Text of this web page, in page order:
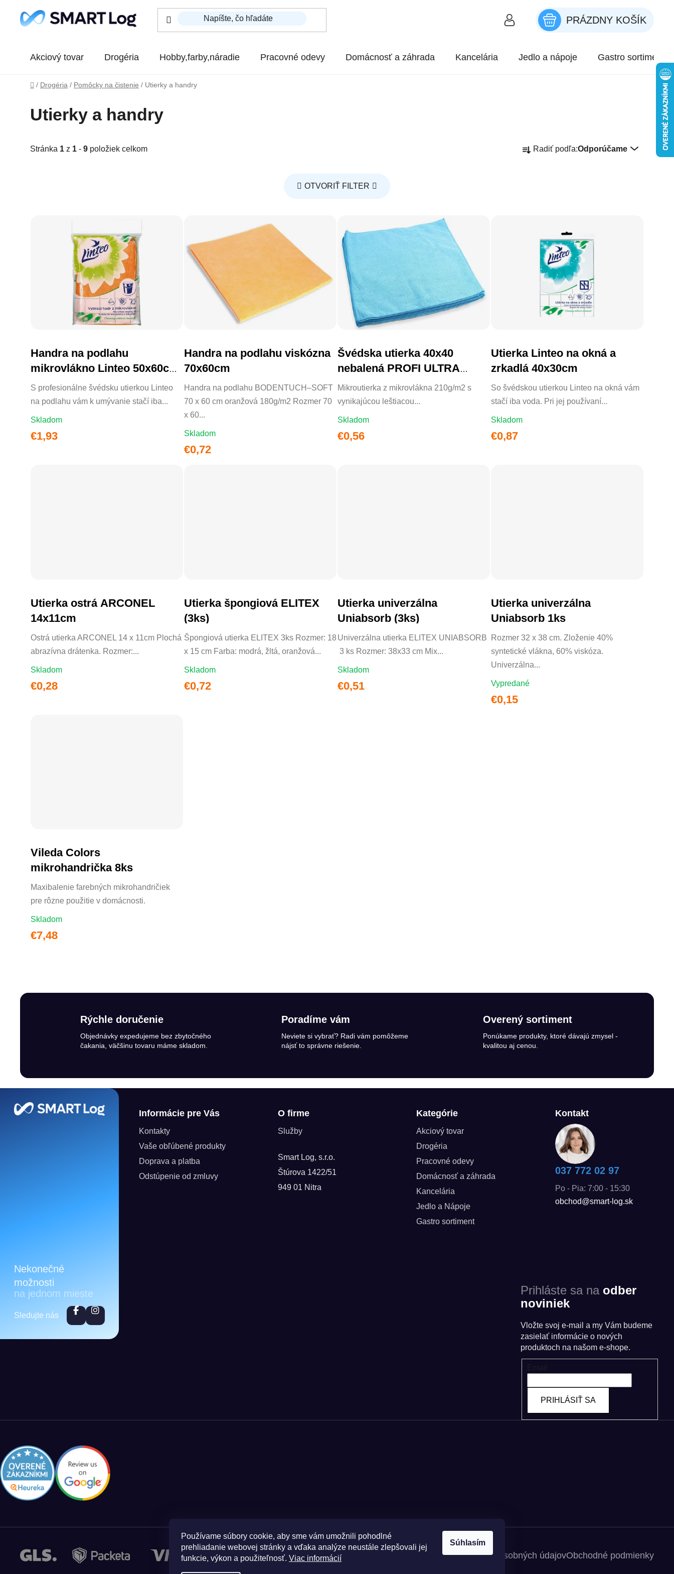
Používame súbory cookie, aby sme vám umožnili pohodlné
prehliadanie webovej stránky a vďaka analýze neustále zlepšovali jej
funkcie, výkon a použiteľnosť. Viac informácií
Súhlasím
NÁKUPNÝ KOŠÍK
PRÁZDNY KOŠÍK
Akciový tovar Drogéria Hobby,farby,náradie Pracovné odevy Domácnosť a záhrada Kancelária Jedlo a nápoje Gastro sortiment
Domov
/ Drogéria / Pomôcky na čistenie / Utierky a handry
Utierky a handry
Stránka 1 z 1 - 9 položiek celkom Radiť podľa:Odporúčame
OTVORIŤ FILTER
Handra na podlahu
mikrovlákno Linteo 50x60cm
balená
S profesionálne švédsku utierkou Linteo
na podlahu vám k umývanie stačí iba...
Skladom
€1,93
DO KOŠÍKA
Handra na podlahu viskózna
70x60cm
Handra na podlahu BODENTUCH–SOFT
70 x 60 cm oranžová 180g/m2 Rozmer 70
x 60...
Skladom
€0,72
Švédska utierka 40x40
nebalená PROFI ULTRA
210g/m2
Mikroutierka z mikrovlákna 210g/m2 s
vynikajúcou leštiacou...
Skladom
€0,56
DO KOŠÍKA
Utierka Linteo na okná a
zrkadlá 40x30cm
So švédskou utierkou Linteo na okná vám
stačí iba voda. Pri jej používaní...
Skladom
€0,87
DO KOŠÍKA
Utierka ostrá ARCONEL
14x11cm
Ostrá utierka ARCONEL 14 x 11cm Plochá
abrazívna drátenka. Rozmer:...
Skladom
€0,28
Utierka špongiová ELITEX
(3ks)
Špongiová utierka ELITEX 3ks Rozmer: 18
x 15 cm Farba: modrá, žltá, oranžová...
Skladom
€0,72
Utierka univerzálna
Uniabsorb (3ks)
Univerzálna utierka ELITEX UNIABSORB
3 ks Rozmer: 38x33 cm Mix...
Skladom
€0,51
DO KOŠÍKA
Utierka univerzálna
Uniabsorb 1ks
Rozmer 32 x 38 cm. Zloženie 40%
syntetické vlákna, 60% viskóza.
Univerzálna...
Vypredané
€0,15
Vileda Colors
mikrohandrička 8ks
Maxibalenie farebných mikrohandričiek
pre rôzne použitie v domácnosti.
Skladom
€7,48
DO KOŠÍKA
Rýchle doručenie
Objednávky expedujeme bez zbytočného
čakania, väčšinu tovaru máme skladom.
Poradíme vám
Neviete si vybrať? Radi vám pomôžeme
nájsť to správne riešenie.
Overený sortiment
Ponúkame produkty, ktoré dávajú zmysel -
kvalitou aj cenou.
Nekonečné
možnosti
na jednom mieste
Sledujte nás
Informácie pre Vás
Kontakty
Vaše obľúbené produkty
Doprava a platba
Odstúpenie od zmluvy
O firme
Služby
Smart Log, s.r.o.
Štúrova 1422/51
949 01 Nitra
Kategórie
Akciový tovar
Drogéria
Pracovné odevy
Domácnosť a záhrada
Kancelária
Jedlo a Nápoje
Gastro sortiment
Kontakt
037 772 02 97
Po - Pia: 7:00 - 15:30
obchod@smart-log.sk
Prihláste sa na odber
noviniek
Vložte svoj e-mail a my Vám budeme
zasielať informácie o nových
produktoch na našom e-shope.
PRIHLÁSIŤ SA
Zásady spracovania osobných údajovObchodné podmienky